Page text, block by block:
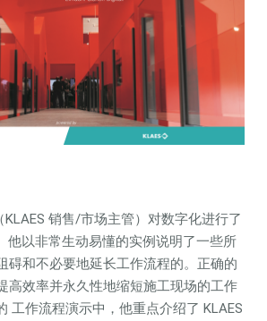
销售/市场主管）对数字化进行了
他以非常生动易懂的实例说明了一些所
碍和不必要地延长工作流程的。正确的
高效率并永久性地缩短施工现场的工作
工作流程演示中，他重点介绍了 KLAES